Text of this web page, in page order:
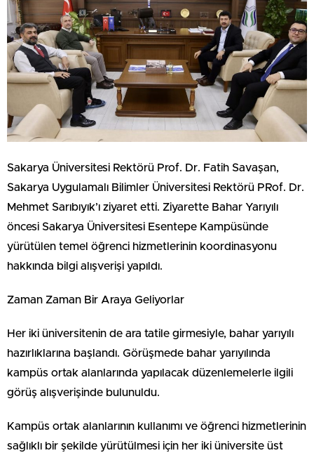
Sakarya Üniversitesi Rektörü Prof. Dr. Fatih Savaşan,
Sakarya Uygulamalı Bilimler Üniversitesi Rektörü PRof. Dr.
Mehmet Sarıbıyık’ı ziyaret etti. Ziyarette Bahar Yarıyılı
öncesi Sakarya Üniversitesi Esentepe Kampüsünde
yürütülen temel öğrenci hizmetlerinin koordinasyonu
hakkında bilgi alışverişi yapıldı.
Zaman Zaman Bir Araya Geliyorlar
Her iki üniversitenin de ara tatile girmesiyle, bahar yarıyılı
hazırlıklarına başlandı. Görüşmede bahar yarıyılında
kampüs ortak alanlarında yapılacak düzenlemelerle ilgili
görüş alışverişinde bulunuldu.
Kampüs ortak alanlarının kullanımı ve öğrenci hizmetlerinin
sağlıklı bir şekilde yürütülmesi için her iki üniversite üst